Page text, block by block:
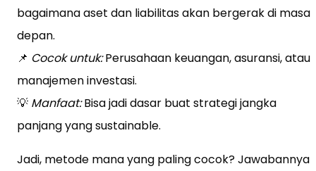
bagaimana aset dan liabilitas akan bergerak di masa
depan.
📌 Cocok untuk:Perusahaan keuangan, asuransi, atau
manajemen investasi.
💡 Manfaat:Bisa jadi dasar buat strategi jangka
panjang yang sustainable.
Jadi, metode mana yang paling cocok? Jawabannya